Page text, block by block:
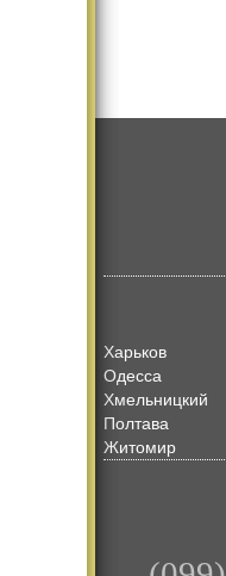
Харьков
Одесса
Хмельницкий
Полтава
Житомир